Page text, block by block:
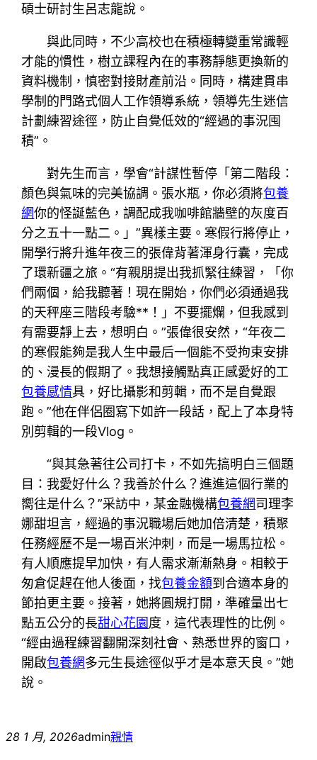
碩士研討生呂志龍說。
與此同時，不少高校也在積極轉變重常識輕
才能的慣性，樹立課程內在的事務靜態更換新的
資料機制，慎密對接財產前沿。同時，構建貫串
學制的門路式個人工作領導系統，領導先生迷信
計劃練習途徑，防止自覺低效的“經過的事況囤
積”。
對先生而言，學會“計謀性暫停「第二階段：
顏色與氣味的完美協調。張水瓶，你必須將包養
網你的怪誕藍色，調配成我咖啡館牆壁的灰度百
分之五十一點二。」”異樣主要。寒假行將停止，
開學行將升進年夜三的張偉背著渾身行囊，完成
了環新疆之旅。“有親朋提出我抓緊往練習，「你
們兩個，給我聽著！現在開始，你們必須通過我
的天秤座三階段考驗**！」不要擺爛，但我感到
有需要靜上去，想明白。”張偉很安然，“年夜二
的寒假能夠是我人生中最后一個能不受拘束安排
的、漫長的假期了。我想接觸點真正感愛好的工
包養感情具，好比攝影和剪輯，而不是自覺跟
跑。”他在伴侶圈寫下如許一段話，配上了本身特
別剪輯的一段Vlog。
“與其急著往公司打卡，不如先搞明白三個題
目：我愛好什么？我善於什么？進進這個行業的
嚮往是什么？”采訪中，某金融機構包養網司理李
娜甜坦言，經過的事況職場后她加倍清楚，積聚
任務經歷不是一場百米沖刺，而是一場馬拉松。
有人順應提早加快，有人需求漸漸熱身。相較于
匆倉促趕在他人後面，找包養金額到合適本身的
節拍更主要。接著，她將圓規打開，準確量出七
點五公分的長甜心花園度，這代表理性的比例。
“經由過程練習翻開深刻社會、熟悉世界的窗口，
開啟包養網多元生長途徑似乎才是本意天良。”她
說。
28 1 月, 2026admin親情